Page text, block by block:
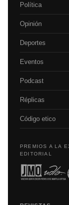
Política
Opinión
Deportes
Eventos
Podcast
Réplicas
Código etico
PREMIOS A LA
EDITORIAL